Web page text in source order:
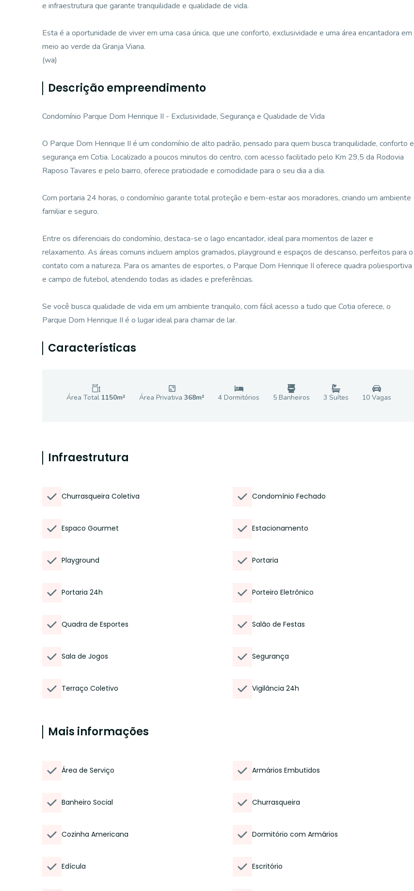
e infraestrutura que garante tranquilidade e qualidade de vida.
Esta é a oportunidade de viver em uma casa única, que une conforto, exclusividade e uma área encantadora em
meio ao verde da Granja Viana.
(wa)
Descrição empreendimento
Condomínio Parque Dom Henrique II - Exclusividade, Segurança e Qualidade de Vida
O Parque Dom Henrique II é um condomínio de alto padrão, pensado para quem busca tranquilidade, conforto e
segurança em Cotia. Localizado a poucos minutos do centro, com acesso facilitado pelo Km 29,5 da Rodovia
Raposo Tavares e pelo bairro, oferece praticidade e comodidade para o seu dia a dia.
Com portaria 24 horas, o condomínio garante total proteção e bem-estar aos moradores, criando um ambiente
familiar e seguro.
Entre os diferenciais do condomínio, destaca-se o lago encantador, ideal para momentos de lazer e
relaxamento. As áreas comuns incluem amplos gramados, playground e espaços de descanso, perfeitos para o
contato com a natureza. Para os amantes de esportes, o Parque Dom Henrique II oferece quadra poliesportiva
e campo de futebol, atendendo todas as idades e preferências.
Se você busca qualidade de vida em um ambiente tranquilo, com fácil acesso a tudo que Cotia oferece, o
Parque Dom Henrique II é o lugar ideal para chamar de lar.
Características
Área Total 1150m² Área Privativa 368m² 4 Dormitórios 5 Banheiros 3 Suítes 10 Vagas
Infraestrutura
Churrasqueira Coletiva Condomínio Fechado
Espaco Gourmet Estacionamento
Playground Portaria
Portaria 24h Porteiro Eletrônico
Quadra de Esportes Salão de Festas
Sala de Jogos Segurança
Terraço Coletivo Vigilância 24h
Mais informações
Área de Serviço Armários Embutidos
Banheiro Social Churrasqueira
Cozinha Americana Dormitório com Armários
Edícula Escritório